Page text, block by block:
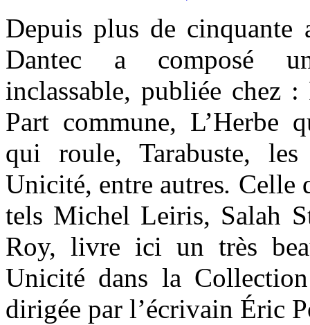
Depuis plus de cinquante
Dantec a composé
inclassable, publiée chez :
Part commune, L’Herbe
qui roule, Tarabuste,
Unicité, entre autres. Celle
tels Michel Leiris, Salah
Roy, livre ici un très
Unicité dans la
dirigée par l’écrivain Éric